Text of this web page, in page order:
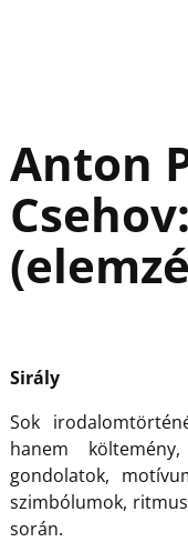
Anton
Sirály
Sok
hanem
gondolatok,
szimbólumok,
során.